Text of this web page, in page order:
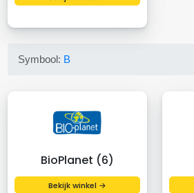
Symbool: B
BioPlanet (6)
Bekijk winkel →